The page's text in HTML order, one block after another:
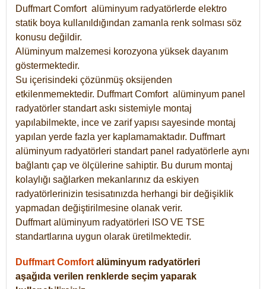
DuffmartComfort alüminyum radyatörlerde elektro
statik boya kullanıldığından zamanla renk solması söz
konusu değildir.
Alüminyum malzemesi korozyona yüksek dayanım
göstermektedir.
Su içerisindeki çözünmüş oksijenden
etkilenmemektedir. DuffmartComfort alüminyum panel
radyatörler standart askı sistemiyle montaj
yapılabilmekte, ince ve zarif yapısı sayesinde montaj
yapılan yerde fazla yer kaplamamaktadır. Duffmart
alüminyum radyatörleri standart panel radyatörlerle aynı
bağlantı çap ve ölçülerine sahiptir. Bu durum montaj
kolaylığı sağlarken mekanlarınız da eskiyen
radyatörlerinizin tesisatınızda herhangi bir değişiklik
yapmadan değiştirilmesine olanak verir.
Duffmart alüminyum radyatörleri ISO VE TSE
standartlarına uygun olarak üretilmektedir.
Duffmart Comfort alüminyum radyatörleri
aşağıda verilen renklerde seçim yaparak